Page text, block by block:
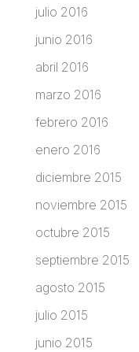
julio 2016
junio 2016
abril 2016
marzo 2016
febrero 2016
enero 2016
diciembre 2015
noviembre 2015
octubre 2015
septiembre 2015
agosto 2015
julio 2015
junio 2015